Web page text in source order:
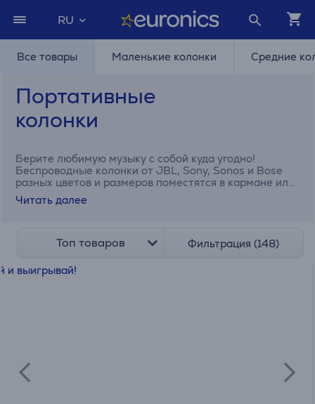
RU
Все товары Маленькие колонки Средние
Портативные
колонки
Берите любимую музыку с собой куда угодно!
Беспроводные колонки от JBL, Sony, Sonos и Bose
разных цветов и размеров поместятся в кармане или
сумке.
Читать далее
Топ товаров Фильтрация (148)